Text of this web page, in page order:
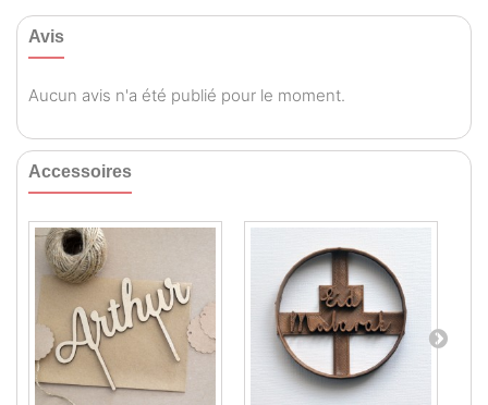
Avis
Aucun avis n'a été publié pour le moment.
Accessoires